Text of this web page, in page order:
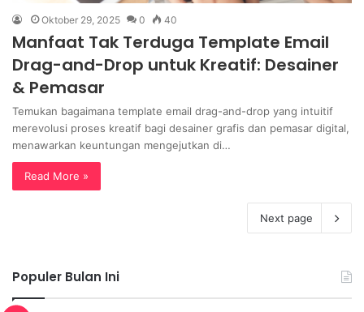
Oktober 29, 2025 0 40
Manfaat Tak Terduga Template Email
Drag-and-Drop untuk Kreatif: Desainer
& Pemasar
Temukan bagaimana template email drag-and-drop yang intuitif
merevolusi proses kreatif bagi desainer grafis dan pemasar digital,
menawarkan keuntungan mengejutkan di…
Read More »
Next page
Populer Bulan Ini